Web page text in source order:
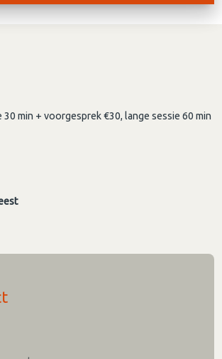
min + voorgesprek €30, lange sessie 60 min